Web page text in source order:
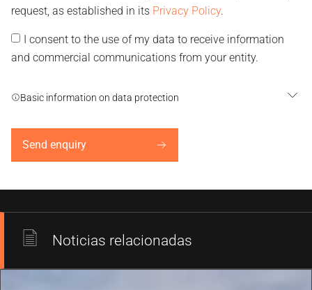
request, as established in its Privacy Policy.
I consent to the use of my data to receive information
and commercial communications from your entity.
Basic information on data protection
Send enquiry
Noticias relacionadas